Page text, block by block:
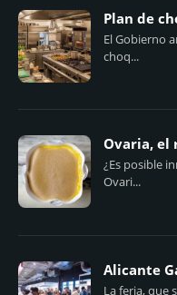
Plan de
El Gobierno
choq...
Ovaria, el
¿Es posible
Ovari...
Alicante
La feria, que